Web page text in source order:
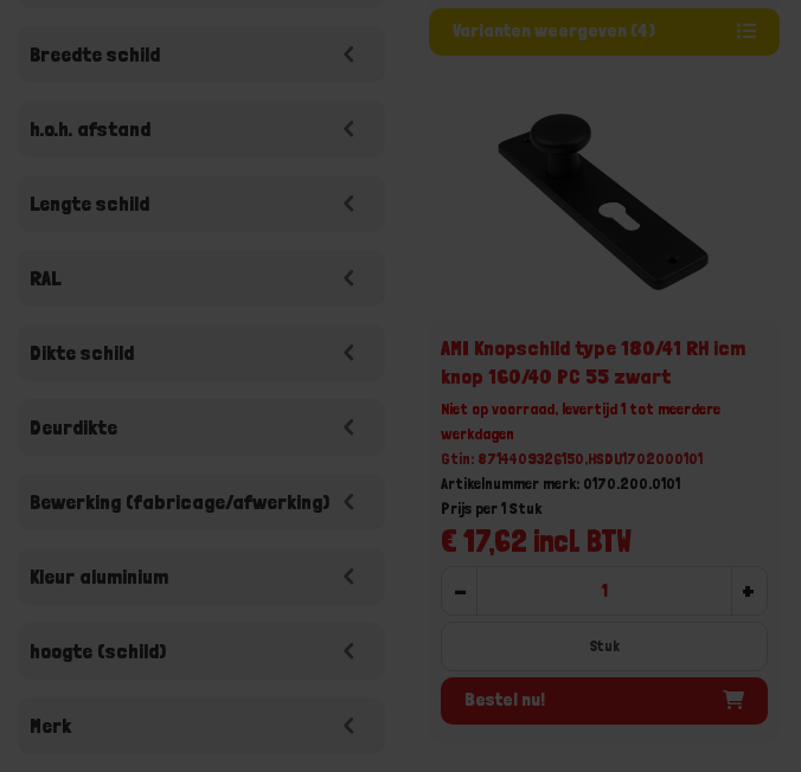
Breedte schild
h.o.h. afstand
Lengte schild
RAL
Dikte schild
Deurdikte
Bewerking (fabricage/afwerking)
Kleur aluminium
hoogte (schild)
Merk
Varianten weergeven (4)
AMI Knopschild type 180/41 RH icm
knop 160/40 PC 55 zwart
Niet op voorraad, levertijd 1 tot meerdere
werkdagen
Gtin: 8714409326150,HSDU1702000101
Artikelnummer merk: 0170.200.0101
€ 17,62 incl. BTW
Prijs per 1 Stuk
- +
Stuk
Bestel nu!